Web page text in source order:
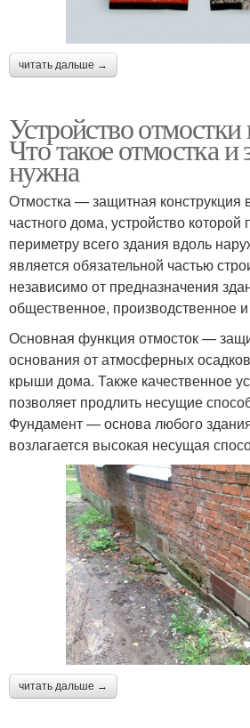
читать дальше →
Устройство отмостки
Что такое отмостка и
нужна
Отмостка — защитная конструкция
частного дома, устройство которой
периметру всего здания вдоль
является обязательной частью
независимо от предназначения
общественное, производственное и
Основная функция отмосток —
основания от атмосферных
крыши дома. Также качественное
позволяет продлить несущие
Фундамент — основа любого
возлагается высокая несущая
читать дальше →